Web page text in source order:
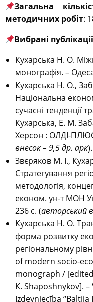
Загальна
методичних робіт:
Вибрані
Кухарська Н. О.
монографія. –
Кухарська Н. О.,
Національна
сучасні тенденції
Кухарська, Е. М.
Херсон : ОЛДІ-
внесок – 9,5 др. арк).
Звєряков М. І.,
Стратегування
методологія,
економ. ун-т МОН
236 с. (авторський
Кухарська Н. О.
форма розвитку
регіональному
of modern socio-
monograph / [edited
K. Shaposhnykov].
Izdevniecība “Baltija